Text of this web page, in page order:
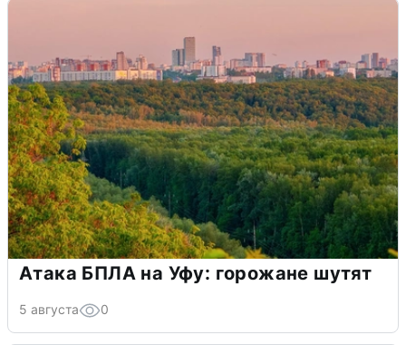
Атака БПЛА на Уфу: горожане шутят
5 августа 0